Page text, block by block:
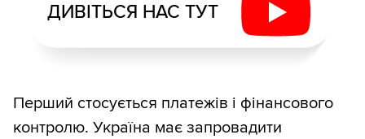
ДИВІТЬСЯ НАС ТУТ
Перший стосується платежів і фінансового
контролю. Україна має запровадити